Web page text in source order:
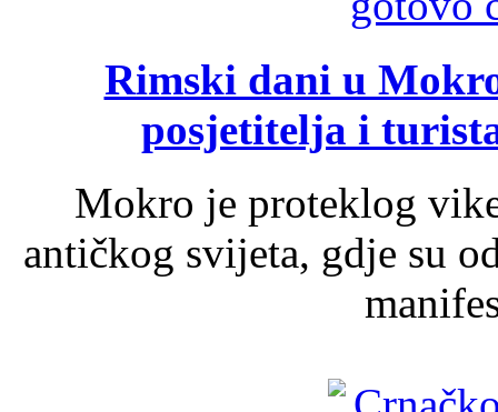
Rimski dani u
posjetitelja i
Mokro je proteklog
antičkog svijeta, gdje su